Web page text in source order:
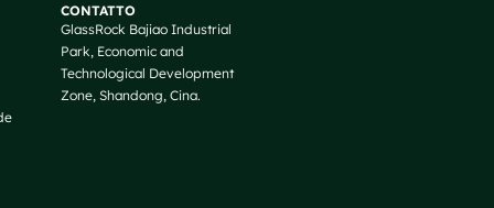
CONTATTO
GlassRock Bajiao Industrial
Park, Economic and
Technological Development
Zone, Shandong, Cina.
Japanese